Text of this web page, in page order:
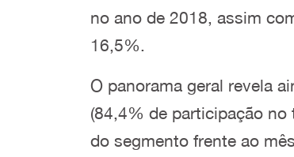
no ano de 2018, assim
16,5%.
O panorama geral revela
(84,4% de participação
do segmento frente ao